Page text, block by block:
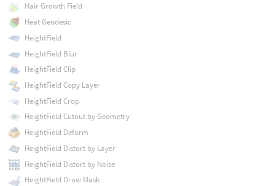
Hair Growth Field
Heat Geodesic
HeightField
HeightField Blur
HeightField Clip
HeightField Copy Layer
HeightField Crop
HeightField Cutout by Geometry
HeightField Deform
HeightField Distort by Layer
HeightField Distort by Noise
HeightField Draw Mask